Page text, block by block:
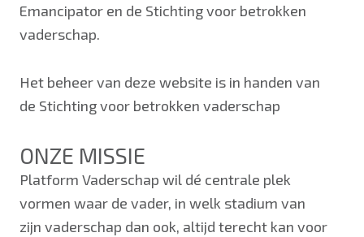
Emancipator en de Stichting voor betrokken
vaderschap.
Het beheer van deze website is in handen van
de Stichting voor betrokken vaderschap
ONZE MISSIE
Platform Vaderschap wil dé centrale plek
vormen waar de vader, in welk stadium van
zijn vaderschap dan ook, altijd terecht kan voor